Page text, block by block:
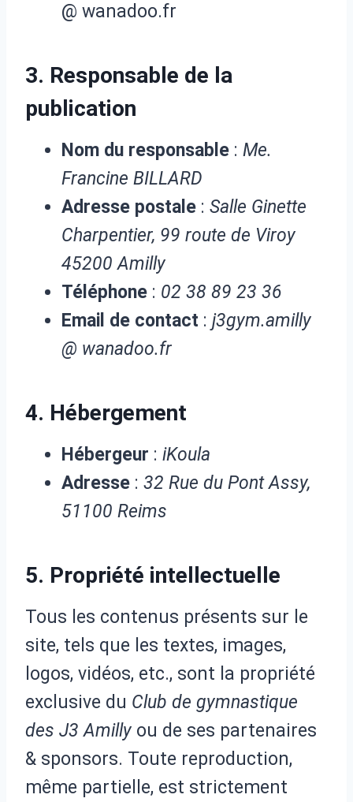
@ wanadoo.fr
3. Responsable de la
publication
Nom du responsable : Me.
Francine BILLARD
Adresse postale : Salle Ginette
Charpentier, 99 route de Viroy
45200 Amilly
Téléphone : 02 38 89 23 36
Email de contact : j3gym.amilly
@ wanadoo.fr
4. Hébergement
Hébergeur : iKoula
Adresse : 32 Rue du Pont Assy,
51100 Reims
5. Propriété intellectuelle
Tous les contenus présents sur le
site, tels que les textes, images,
logos, vidéos, etc., sont la propriété
exclusive du Club de gymnastique
des J3 Amilly ou de ses partenaires
& sponsors. Toute reproduction,
même partielle, est strictement